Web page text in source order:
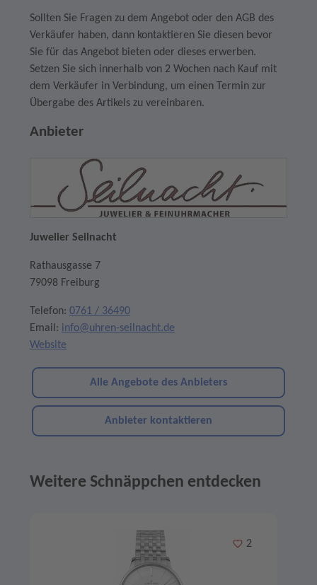
Sollten Sie Fragen zu dem Angebot oder den AGB des
Verkäufer haben, dann kontaktieren Sie diesen bevor
Sie für das Angebot bieten oder dieses erwerben.
Setzen Sie sich innerhalb von 2 Wochen nach Kauf mit
dem Verkäufer in Verbindung, um einen Termin zur
Übergabe des Artikels zu vereinbaren.
Anbieter
Juwelier Seilnacht
Rathausgasse 7
79098 Freiburg
Telefon: 0761 / 36490
Email: info@uhren-seilnacht.de
Website
Alle Angebote des Anbieters
Anbieter kontaktieren
Weitere Schnäppchen entdecken
Merken
2